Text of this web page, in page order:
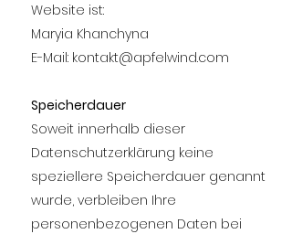
Website ist:
Maryia Khanchyna
E-Mail: kontakt@apfelwind.com
Speicherdauer
Soweit innerhalb dieser
Datenschutzerklärung keine
speziellere Speicherdauer genannt
wurde, verbleiben Ihre
personenbezogenen Daten bei